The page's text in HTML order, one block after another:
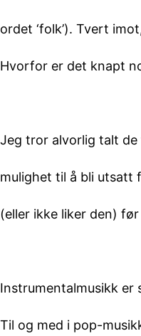
ordet ‘folk’). Tvert
Hvorfor er det knapt
Jeg tror alvorlig talt
mulighet til å bli utsatt
(eller ikke liker den)
Instrumentalmusikk
Til og med i pop-